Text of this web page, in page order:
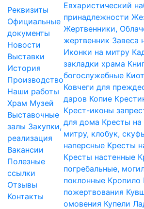
Реквизиты
Официальные
документы
Новости
Выставки
История
Производство
Наши работы
Храм Музей
Выставочные
залы Закупки,
реализация
Вакансии
Полезные
ссылки
Отзывы
Контакты
Евхаристический
принадлежности
Жертвенники,
жертвенник Завеса
Иконки на митру
закладки храма
богослужебные
Ковчеги для
даров Копие
Крест-иконы
для дома Кресты на
митру, клобук,
наперсные Кресты
Кресты настенные
погребальные,
поклонные Кропило
пожертвования
омовения Купели